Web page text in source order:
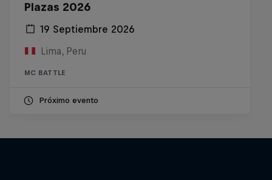
Plazas 2026
19 Septiembre 2026
Lima, Peru
MC BATTLE
Próximo evento